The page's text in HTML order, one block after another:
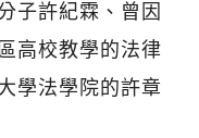
子許紀霖、曾因
高校教學的法律
學法學院的許章